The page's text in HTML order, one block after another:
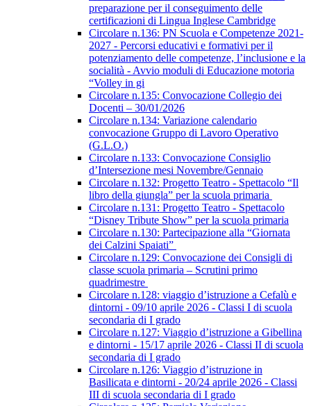
preparazione per il conseguimento delle
certificazioni di Lingua Inglese Cambridge
Circolare n.136: PN Scuola e Competenze 2021-
2027 - Percorsi educativi e formativi per il
potenziamento delle competenze, l’inclusione e la
socialità - Avvio moduli di Educazione motoria
“Volley in gi
Circolare n.135: Convocazione Collegio dei
Docenti – 30/01/2026
Circolare n.134: Variazione calendario
convocazione Gruppo di Lavoro Operativo
(G.L.O.)
Circolare n.133: Convocazione Consiglio
d’Intersezione mesi Novembre/Gennaio
Circolare n.132: Progetto Teatro - Spettacolo “Il
libro della giungla” per la scuola primaria
Circolare n.131: Progetto Teatro - Spettacolo
“Disney Tribute Show” per la scuola primaria
Circolare n.130: Partecipazione alla “Giornata
dei Calzini Spaiati”
Circolare n.129: Convocazione dei Consigli di
classe scuola primaria – Scrutini primo
quadrimestre
Circolare n.128: viaggio d’istruzione a Cefalù e
dintorni - 09/10 aprile 2026 - Classi I di scuola
secondaria di I grado
Circolare n.127: Viaggio d’istruzione a Gibellina
e dintorni - 15/17 aprile 2026 - Classi II di scuola
secondaria di I grado
Circolare n.126: Viaggio d’istruzione in
Basilicata e dintorni - 20/24 aprile 2026 - Classi
III di scuola secondaria di I grado